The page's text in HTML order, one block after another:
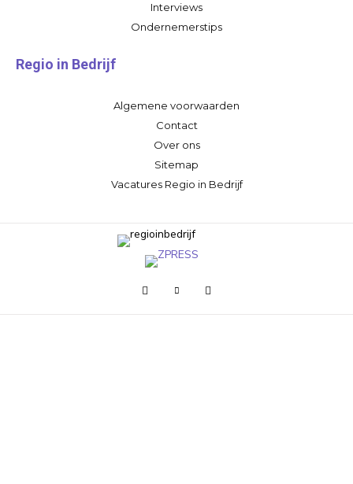
Interviews
Ondernemerstips
Regio in Bedrijf
Algemene voorwaarden
Contact
Over ons
Sitemap
Vacatures Regio in Bedrijf